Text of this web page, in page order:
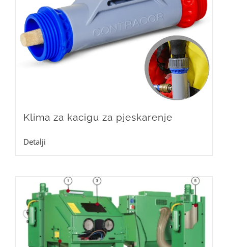
Klima za kacigu za pjeskarenje
Detalji